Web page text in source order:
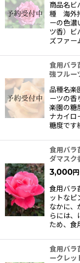
商品名ビ
種 海外
ーの色濃
ツ香）
ズファー
食用バラ
強フル
品種名楽
ーツの香
楽園の
ナカイロ
糖度です
食用バラ
ダマスク
3,000円
食用バラ
ットなピ
なかに、
らには、
ため、食
食用バラ
ークレ